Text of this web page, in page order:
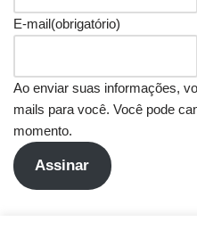
E-mail(obrigatório)
Ao enviar suas informações,
mails para você. Você pode
momento.
Assinar